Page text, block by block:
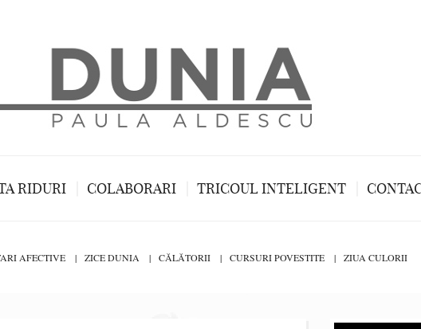
RIDURI COLABORARI TRICOUL INTELIGENT
AFECTIVE ZICE DUNIA CĂLĂTORII CURSURI POVESTITE ZIUA CULORII